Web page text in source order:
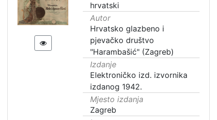
hrvatski
Autor
Hrvatsko glazbeno i
pjevačko društvo
"Harambašić" (Zagreb)
Izdanje
Elektroničko izd. izvornika
izdanog 1942.
Mjesto izdanja
Zagreb